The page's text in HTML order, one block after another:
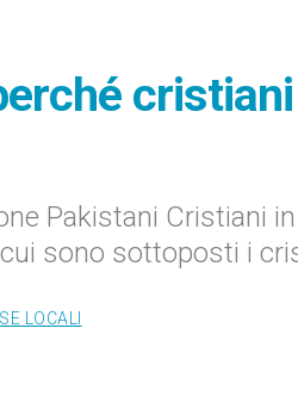
cristiani
Pakistani Cristiani
sono sottoposti i
LOCALI